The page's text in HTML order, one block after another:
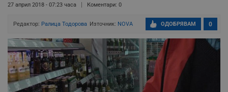
27 април 2018 - 07:23 часа Коментари: 0
Редактор: Ралица Тодорoва Източник: NOVA 0
ОДОБРЯВАМ